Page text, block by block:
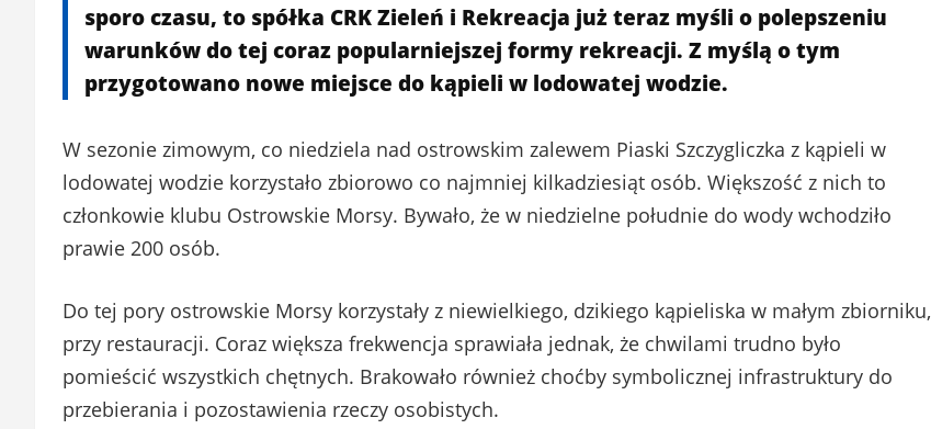
sporo czasu, to spółka CRK Zieleń i Rekreacja już teraz myśli o polepszeniu
warunków do tej coraz popularniejszej formy rekreacji. Z myślą o tym
przygotowano nowe miejsce do kąpieli w lodowatej wodzie.
W sezonie zimowym, co niedziela nad ostrowskim zalewem Piaski Szczygliczka z kąpieli w
lodowatej wodzie korzystało zbiorowo co najmniej kilkadziesiąt osób. Większość z nich to
członkowie klubu Ostrowskie Morsy. Bywało, że w niedzielne południe do wody wchodziło
prawie 200 osób.
Do tej pory ostrowskie Morsy korzystały z niewielkiego, dzikiego kąpieliska w małym zbiorniku,
przy restauracji. Coraz większa frekwencja sprawiała jednak, że chwilami trudno było
pomieścić wszystkich chętnych. Brakowało również choćby symbolicznej infrastruktury do
przebierania i pozostawienia rzeczy osobistych.